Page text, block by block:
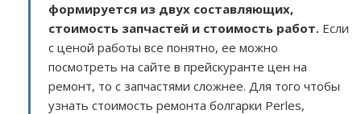
формируется из двух составляющих,
стоимость запчастей и стоимость работ. Если
с ценой работы все понятно, ее можно
посмотреть на сайте в прейскуранте цен на
ремонт, то с запчастями сложнее. Для того чтобы
узнать стоимость ремонта болгарки Perles,